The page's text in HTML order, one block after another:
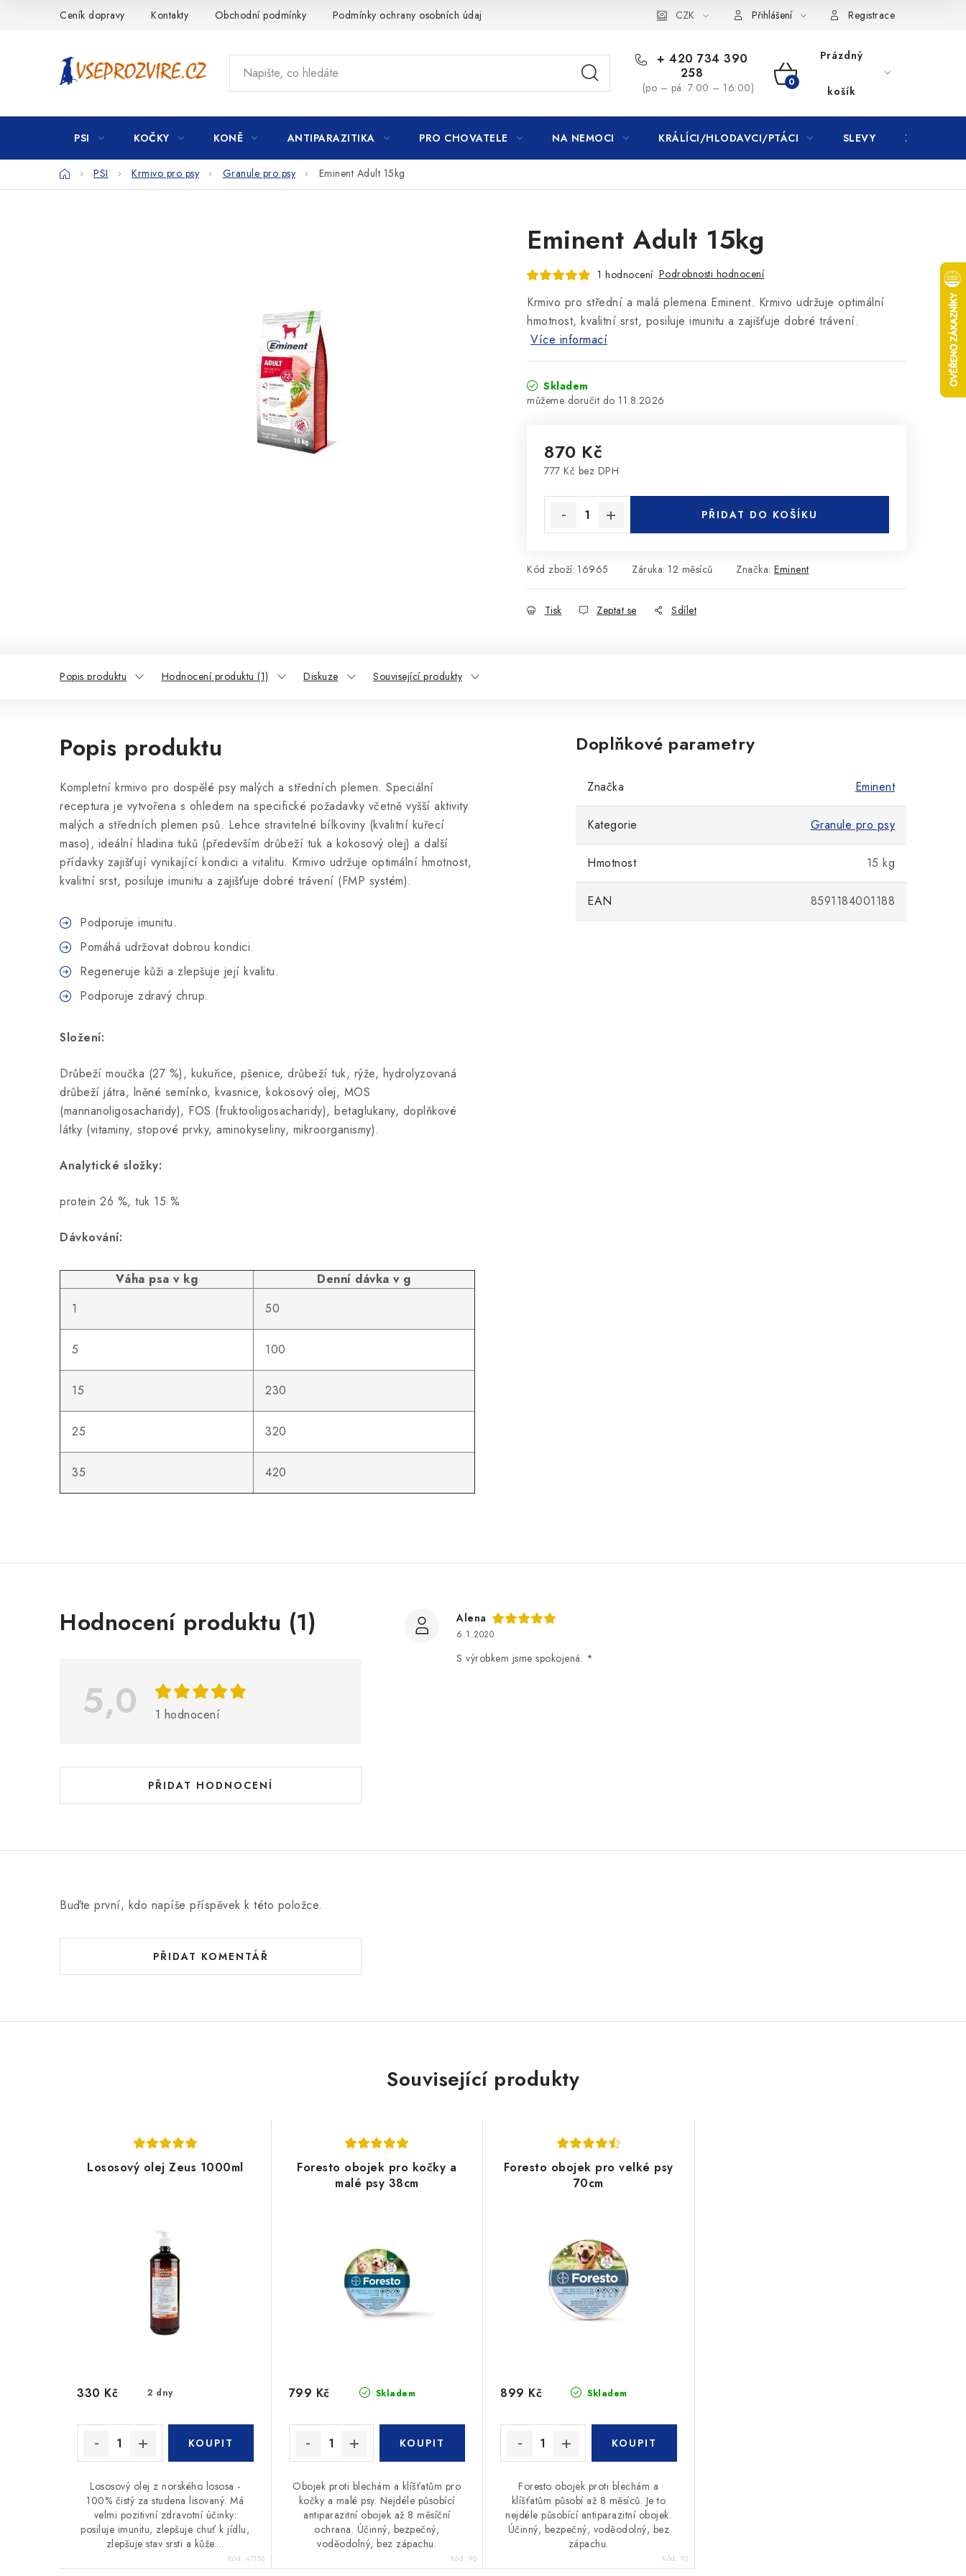
Ceník dopravy Kontakty Obchodní podmínky Podmínky ochrany osobních údajů CZK Přihlášení Registrace
+ 420 734 390
258
(po – pá: 7:00 – 16:00)
NÁKUPNÍ
KOŠÍK
Prázdný
košík
PSI KOČKY KONĚ ANTIPARAZITIKA PRO CHOVATELE NA NEMOCI KRÁLÍCI/HLODAVCI/PTÁCI SLEVY ZNAČKY
DomůPSI Krmivo pro psy Granule pro psy Eminent Adult 15kg
Eminent Adult 15kg
1 hodnocení Podrobnosti hodnocení
Krmivo pro střední a malá plemena Eminent. Krmivo udržuje optimální
hmotnost, kvalitní srst, posiluje imunitu a zajišťuje dobré trávení.
Více informací
Skladem
11.8.2026
870 Kč
777 Kč bez DPH
PŘIDAT DO KOŠÍKU
Kód zboží: 16965 Záruka: 12 měsíců Značka: Eminent
Tisk Zeptat se Sdílet
Popis produktu Hodnocení produktu (1) Diskuze Související produkty
Popis produktu
Kompletní krmivo pro dospělé psy malých a středních plemen. Speciální
receptura je vytvořena s ohledem na specifické požadavky včetně vyšší aktivity
malých a středních plemen psů. Lehce stravitelné bílkoviny (kvalitní kuřecí
maso), ideální hladina tuků (především drůbeží tuk a kokosový olej) a další
přídavky zajišťují vynikající kondici a vitalitu. Krmivo udržuje optimální hmotnost,
kvalitní srst, posiluje imunitu a zajišťuje dobré trávení (FMP systém).
Podporuje imunitu.
Pomáhá udržovat dobrou kondici.
Regeneruje kůži a zlepšuje její kvalitu.
Podporuje zdravý chrup.
Složení:
Drůbeží moučka (27 %), kukuřice, pšenice, drůbeží tuk, rýže, hydrolyzovaná
drůbeží játra, lněné semínko, kvasnice, kokosový olej, MOS
(mannanoligosacharidy), FOS (fruktooligosacharidy), betaglukany, doplňkové
látky (vitaminy, stopové prvky, aminokyseliny, mikroorganismy).
Analytické složky:
protein 26 %, tuk 15 %
Dávkování:
Váha psa v kg
Denní dávka v g
1
50
5 100
15 230
25 320
35 420
Doplňkové parametry
Značka Eminent
Kategorie Granule pro psy
Hmotnost 15 kg
EAN 8591184001188
Hodnocení produktu (1)
5,0 1 hodnocení
PŘIDAT HODNOCENÍ
V
o
n
c
n
Alena
6.1.2020
S výrobkem jsme spokojená. *
Buďte první, kdo napíše příspěvek k této položce.
PŘIDAT KOMENTÁŘ
Související produkty
Lososový olej Zeus 1000ml
2 dny
330 Kč
Lososový olej z norského lososa -
100% čistý za studena lisovaný. Má
velmi pozitivní zdravotní účinky:
posiluje imunitu, zlepšuje chuť k jídlu,
zlepšuje stav srsti a kůže....
Kód: 47156
Foresto obojek pro kočky a
malé psy 38cm
Skladem
799 Kč
Obojek proti blechám a klíšťatům pro
kočky a malé psy. Nejdéle působící
antiparazitní obojek až 8 měsíční
ochrana. Účinný, bezpečný,
voděodolný, bez zápachu.
Kód: 90
Foresto obojek pro velké psy
70cm
Skladem
899 Kč
Foresto obojek proti blechám a
klíšťatům působí až 8 měsíců. Je to
nejdéle působící antiparazitní obojek.
Účinný, bezpečný, voděodolný, bez
zápachu.
Kód: 93